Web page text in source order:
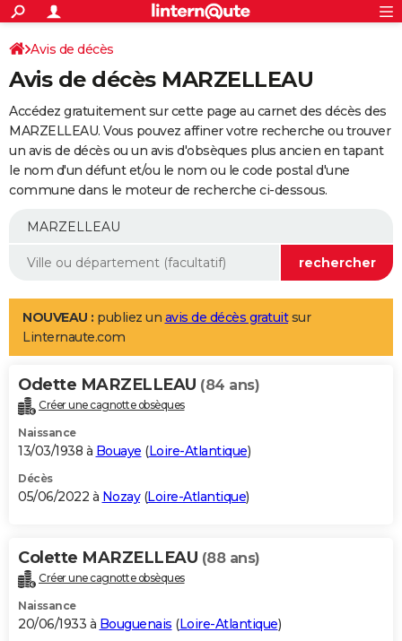
ACTUALITÉS
Politique
Société
Faits Divers
Education
Monde
Villes
+
SPORT
Coupe du monde 2026
Football
Tennis
Cyclisme
Rugby
Forum
Programme TV
TNT
Streaming
Cinéma
Sorties cinéma
Musique
+
FINANCE
Impôts
Immobilier
Risques naturels par ville
Banque
Assurance
Crédit
AUTO
Essais
Réserver un essai
Citadines
Berlines
SUV
Forum auto
+
Mobiles
Meilleur smartphone
Internet
Ordinateurs
Jeux vidéo
Guide high-tech
Aménagement intérieur
LIFESTYLE
Art de vivre
Bien-être
Loisirs
Mode
Modes de vie
Alimentation
Guide de la santé
Maladies
Médicaments
Sommeil
VOYAGE
Destinations
City break
Voyage nature
Voyage de noces
Forum
Climat
+PHOTO
GUIDES D'ACHAT
BONS PLANS
Carte de Noël
Carte Bonne année
Carte Saint-Valentin
Carte Pâques
Carte d'anniversaire
DICTIONNAIRE
Dictionnaire
Biographies
Citations
Expressions
Proverbes
PROGRAMME TV
Avis de décès
Avis de décès MARZELLEAU
Accédez gratuitement sur cette page au carnet des décès des
MARZELLEAU. Vous pouvez affiner votre recherche ou trouver
un avis de décès ou un avis d'obsèques plus ancien en tapant
le nom d'un défunt et/ou le nom ou le code postal d'une
commune dans le moteur de recherche ci-dessous.
NOUVEAU : publiez un avis de décès gratuitsur
Linternaute.com
Odette MARZELLEAU (84 ans)
Créer une cagnotte obsèques
Naissance
13/03/1938 à Bouaye (Loire-Atlantique)
Décès
05/06/2022 à Nozay(Loire-Atlantique)
Colette MARZELLEAU (88 ans)
Créer une cagnotte obsèques
Naissance
20/06/1933 à Bouguenais (Loire-Atlantique)